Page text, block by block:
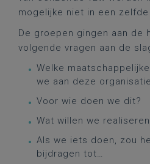
mogelijke niet in een
De groepen gingen aan de
volgende vragen aan de
Welke
we aan deze
Voor wie doen we dit?
Wat willen we
Als we iets doen, zou
bijdragen tot…